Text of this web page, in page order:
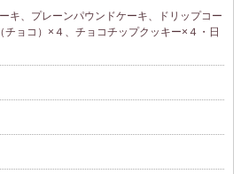
キ、プレーンパウンドケーキ、ドリップコー
チョコ）×４、チョコチップクッキー×４・日